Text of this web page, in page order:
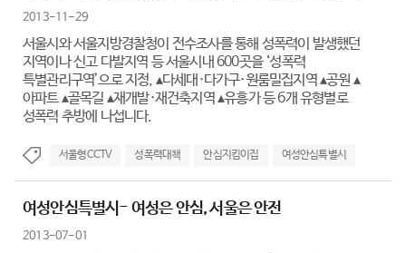
2013-11-29
서울시와 서울지방경찰청이 전수조사를 통해 성폭력이 발생했던
지역이나 신고 다발지역 등 서울시내 600곳을 ‘성폭력
특별관리구역’으로 지정, ▴다세대·다가구·원룸밀집지역 ▴공원 ▴
아파트 ▴골목길 ▴재개발·재건축지역 ▴유흥가 등 6개 유형별로
성폭력 추방에 나섭니다.
서울형CCTV 성폭력대책 안심지킴이집 여성안심특별시
여성안심특별시- 여성은 안심, 서울은 안전
2013-07-01